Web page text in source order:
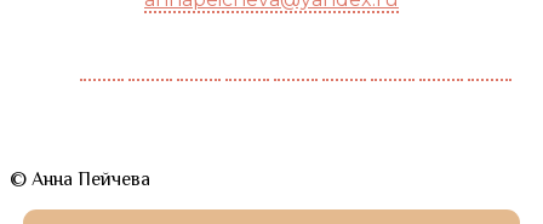
© Анна Пейчева